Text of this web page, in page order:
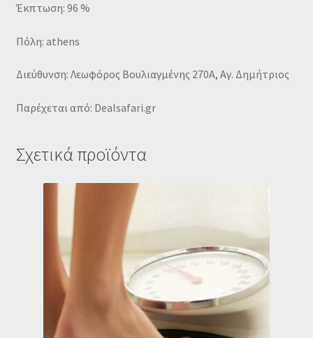
Έκπτωση: 96 %
Πόλη: athens
Διεύθυνση: Λεωφόρος Βουλιαγμένης 270Α, Αγ. Δημήτριος
Παρέχεται από: Dealsafari.gr
Σχετικά προϊόντα